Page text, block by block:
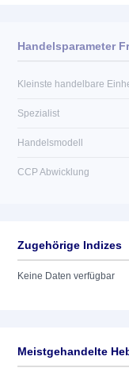
Handelsparameter
Kleinste handelbare
Spezialist
Handelsmodell
CCP Abwicklung
Zugehörige Indizes
Keine Daten verfügbar
Meistgehandelte